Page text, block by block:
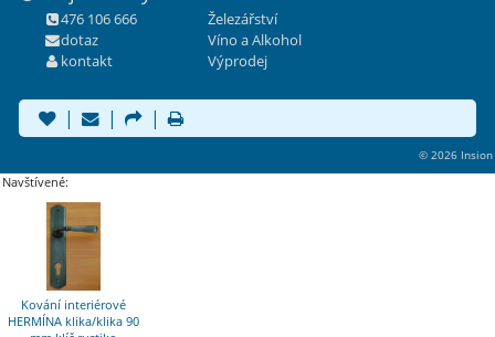
476 106 666
dotaz
kontakt
Železářství
Víno a Alkohol
Výprodej
| | |
© 2026 Insion
Navštívené:
Kování interiérové
HERMÍNA klika/klika 90